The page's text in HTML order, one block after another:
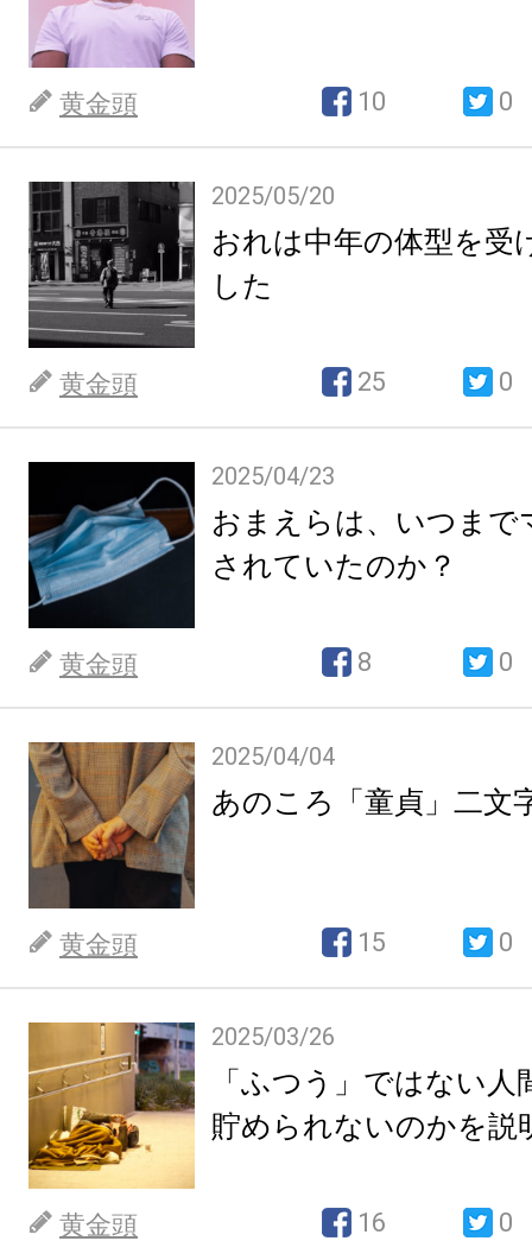
黄金頭 10 0
2025/05/20
おれは中年の体型を受
した
黄金頭 25 0
2025/04/23
おまえらは、いつまで
されていたのか？
黄金頭 8 0
2025/04/04
あのころ「童貞」二文
黄金頭 15 0
2025/03/26
「ふつう」ではない
貯められないのかを説
黄金頭 16 0